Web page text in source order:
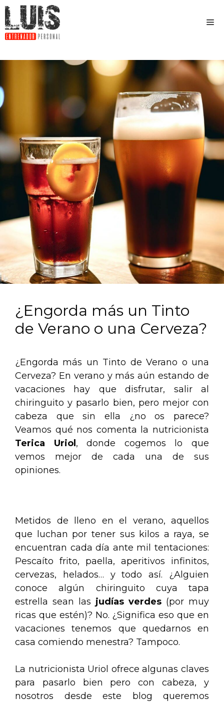
¿Engorda más un Tinto
de Verano o una Cerveza?
¿Engorda más un Tinto de Verano o una
Cerveza? En verano y más aún estando de
vacaciones hay que disfrutar, salir al
chiringuito y pasarlo bien, pero mejor con
cabeza que sin ella ¿no os parece?
Veamos qué nos comenta la nutricionista
Terica Uriol , donde cogemos lo que
vemos mejor de cada una de sus
opiniones.
Metidos de lleno en el verano, aquellos
que luchan por tener sus kilos a raya, se
encuentran cada día ante mil tentaciones:
Pescaíto frito, paella, aperitivos infinitos,
cervezas, helados… y todo así. ¿Alguien
conoce algún chiringuito cuya tapa
estrella sean las judías verdes (por muy
ricas que estén)? No. ¿Significa eso que en
vacaciones tenemos que quedarnos en
casa comiendo menestra? Tampoco.
La nutricionista Uriol ofrece algunas claves
para pasarlo bien pero con cabeza, y
nosotros desde este blog queremos